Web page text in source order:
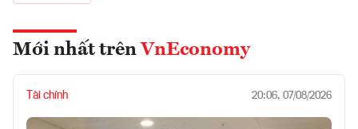
Mới nhất trên VnEconomy
Tài chính 20:06, 07/08/2026